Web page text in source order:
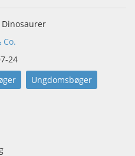
Dinosaurer
Co.
24
Ungdomsbøger